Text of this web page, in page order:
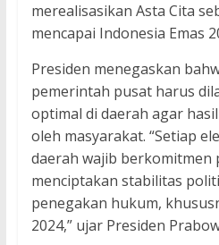
merealisasikan Asta Cita
mencapai Indonesia Emas
Presiden menegaskan
pemerintah pusat harus
optimal di daerah agar
oleh masyarakat. “Setiap
daerah wajib berkomitmen
menciptakan stabilitas
penegakan hukum,
2024,” ujar Presiden